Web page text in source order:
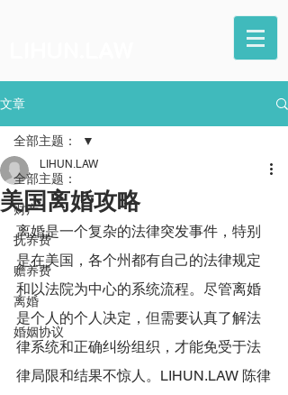
文章
全部主题：
财产
抚养费
赡养费
离婚
婚姻协议
全部主题：
美国离婚攻略
LIHUN.LAW
离婚是一个复杂的法律突发事件，特别
是在美国，各个州都有自己的法律规定
和以法院为中心的系统流程。尽管离婚
是个人的个人决定，但需要认真了解法
律系统和正确纠纷组织，才能免受于法
律局限和结果不惊人。LIHUN.LAW 陈律